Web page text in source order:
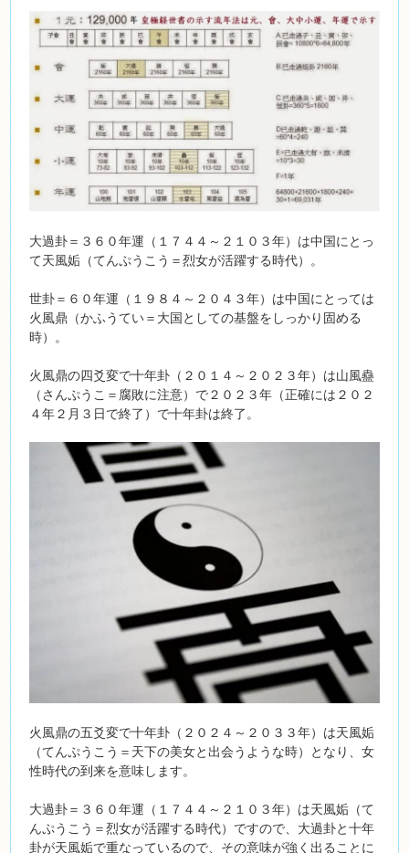
大過卦＝３６０年運（１７４４～２１０３年）は中国にとっ
て天風姤（てんぷうこう＝烈女が活躍する時代）。
世卦＝６０年運（１９８４～２０４３年）は中国にとっては
火風鼎（かふうてい＝大国としての基盤をしっかり固める
時）。
火風鼎の四爻変で十年卦（２０１４～２０２３年）は山風蠱
（さんぷうこ＝腐敗に注意）で２０２３年（正確には２０２
４年２月３日で終了）で十年卦は終了。
火風鼎の五爻変で十年卦（２０２４～２０３３年）は天風姤
（てんぷうこう＝天下の美女と出会うような時）となり、女
性時代の到来を意味します。
大過卦＝３６０年運（１７４４～２１０３年）は天風姤（て
んぷうこう＝烈女が活躍する時代）ですので、大過卦と十年
卦が天風姤で重なっているので、その意味が強く出ることに